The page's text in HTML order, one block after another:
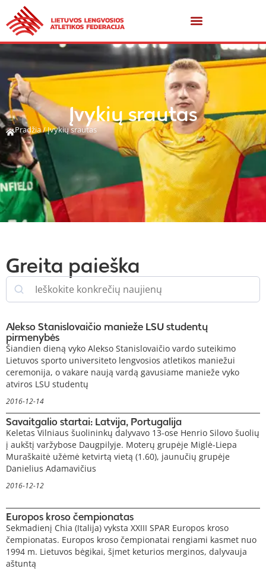
Įvykių srautas
Pradžia/Įvykių srautas
Greita paieška
Alekso Stanislovaičio manieže LSU studentų
pirmenybės
Šiandien dieną vyko Alekso Stanislovaičio vardo suteikimo
Lietuvos sporto universiteto lengvosios atletikos maniežui
ceremonija, o vakare naują vardą gavusiame manieže vyko
atviros LSU studentų
2016-12-14
Savaitgalio startai: Latvija, Portugalija
Keletas Vilniaus šuolininkų dalyvavo 13-ose Henrio Silovo šuolių
į aukštį varžybose Daugpilyje. Moterų grupėje Miglė-Liepa
Muraškaitė užėmė ketvirtą vietą (1.60), jaunučių grupėje
Danielius Adamavičius
2016-12-12
Europos kroso čempionatas
Sekmadienį Chia (Italija) vyksta XXIII SPAR Europos kroso
čempionatas. Europos kroso čempionatai rengiami kasmet nuo
1994 m. Lietuvos bėgikai, šįmet keturios merginos, dalyvauja
aštuntą